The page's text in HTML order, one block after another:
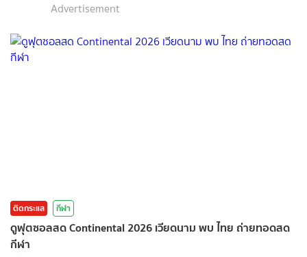
Advertisement
ติดกระแส กีฬา
ดูฟุตซอลสด Continental 2026 เวียดนาม พบ ไทย ถ่ายทอดสด
กีฬา